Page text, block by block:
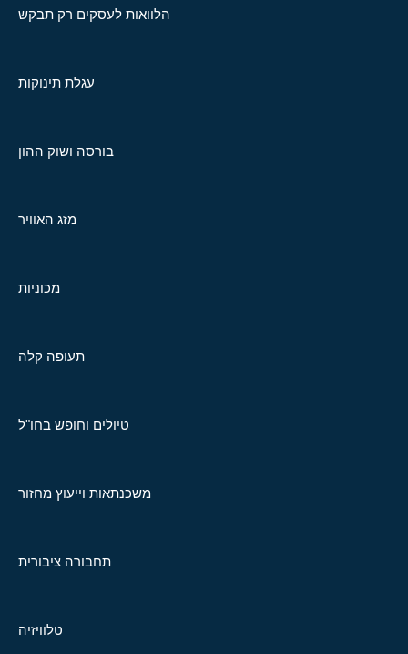
הלוואות לעסקים רק תבקש
עגלת תינוקות
בורסה ושוק ההון
מזג האוויר
מכוניות
תעופה קלה
טיולים וחופש בחו"ל
משכנתאות וייעוץ מחזור
תחבורה ציבורית
טלוויזיה